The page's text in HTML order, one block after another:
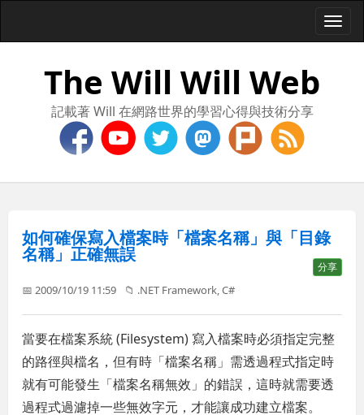
The Will Will Web
記載著 Will 在網路世界的學習心得與技術分享
如何確保寫入檔案時「檔案名稱」與「目錄
名稱」正確無誤
分享
📅 2009/10/19 11:59 📁 .NET Framework ,C#
當要在檔案系統 (Filesystem) 寫入檔案時必須指定完整
的路徑與檔名，但有時「檔案名稱」需透過程式指定時
就有可能發生「檔案名稱無效」的錯誤，這時就需要透
過程式過濾掉一些無效字元，才能讓成功建立檔案。